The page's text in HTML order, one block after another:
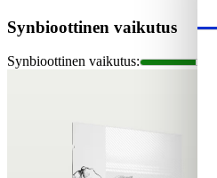
Synbioottinen vaikutus
Synbioottinen vaikutus: